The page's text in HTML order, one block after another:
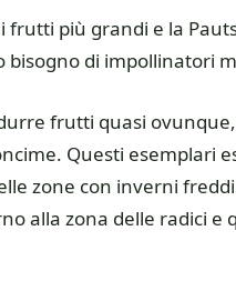
frutti più grandi e la
bisogno di impollinatori
frutti quasi
Questi esemplari
zone con inverni
alla zona delle radici